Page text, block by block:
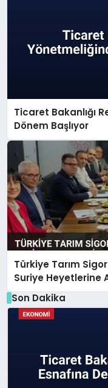
Ticaret Bakanlığı
Dönem Başlıyor
Türkiye Tarım
Suriye Heyetlerine
Son Dakika